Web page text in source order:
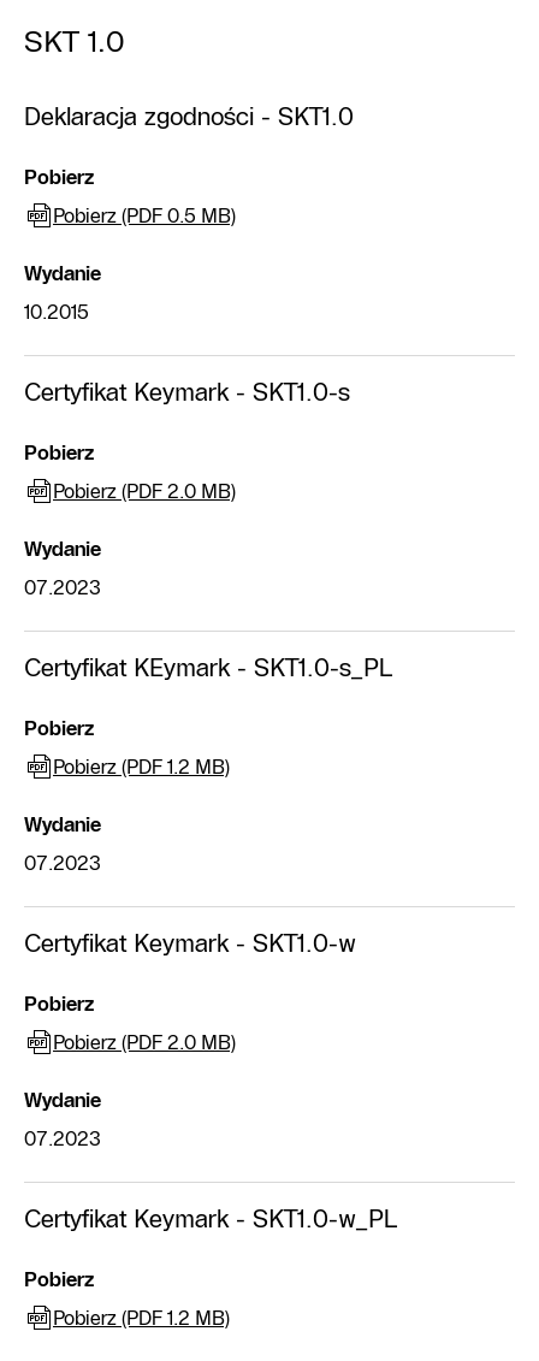
SKT 1.0
Deklaracja zgodności - SKT1.0
Pobierz
Pobierz (PDF 0.5 MB)
Wydanie
10.2015
Certyfikat Keymark - SKT1.0-s
Pobierz
Pobierz (PDF 2.0 MB)
Wydanie
07.2023
Certyfikat KEymark - SKT1.0-s_PL
Pobierz
Pobierz (PDF 1.2 MB)
Wydanie
07.2023
Certyfikat Keymark - SKT1.0-w
Pobierz
Pobierz (PDF 2.0 MB)
Wydanie
07.2023
Certyfikat Keymark - SKT1.0-w_PL
Pobierz
Pobierz (PDF 1.2 MB)